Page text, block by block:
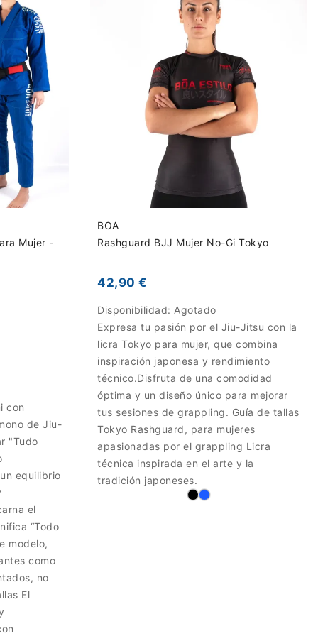
Mujer -
con
de Jiu-
"Tudo
equilibrio
el
“Todo
modelo,
como
no
El
BOA
Rashguard BJJ Mujer No-Gi Tokyo
42,90 €
Disponibilidad: Agotado
Expresa tu pasión por el Jiu-Jitsu con la
licra Tokyo para mujer, que combina
inspiración japonesa y rendimiento
técnico.Disfruta de una comodidad
óptima y un diseño único para mejorar
tus sesiones de grappling. Guía de tallas
Tokyo Rashguard, para mujeres
apasionadas por el grappling Licra
técnica inspirada en el arte y la
tradición japoneses.